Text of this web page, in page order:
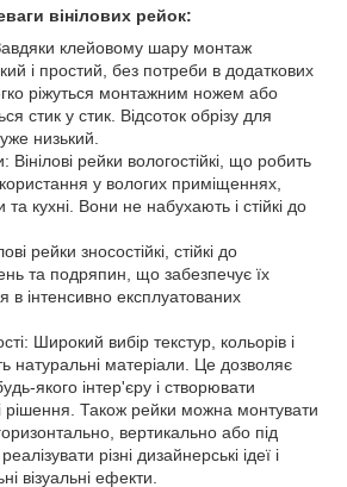
вінілових рейок:
клейовому шару монтаж
і простий, без потреби в додаткових
ріжуться монтажним ножем або
стик у стик. Відсоток обрізу для
низький.
Вінілові рейки вологостійкі, що робить
у вологих приміщеннях,
та кухні. Вони не набухають і стійкі до
рейки зносостійкі, стійкі до
та подряпин, що забезпечує їх
в інтенсивно експлуатованих
Широкий вибір текстур, кольорів і
натуральні матеріали. Це дозволяє
якого інтер'єру і створювати
рішення. Також рейки можна монтувати
вертикально або під
різні дизайнерські ідеї і
візуальні ефекти.